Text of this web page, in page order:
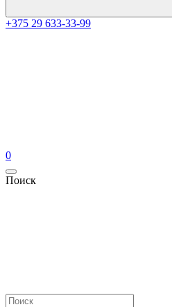
+375 29 633-33-99
0
Поиск